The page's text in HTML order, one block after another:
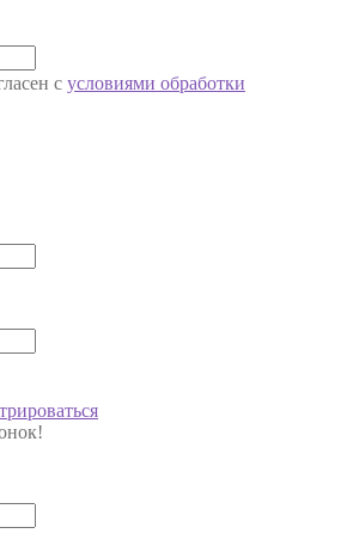
с условиями обработки